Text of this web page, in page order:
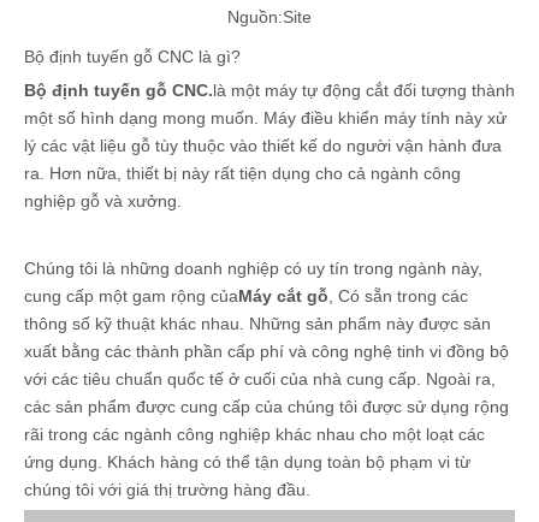
Nguồn:Site
Bộ định tuyến gỗ CNC là gì?
Bộ định tuyến gỗ CNC.là một máy tự động cắt đối tượng thành
một số hình dạng mong muốn. Máy điều khiển máy tính này xử
lý các vật liệu gỗ tùy thuộc vào thiết kế do người vận hành đưa
ra. Hơn nữa, thiết bị này rất tiện dụng cho cả ngành công
nghiệp gỗ và xưởng.
Chúng tôi là những doanh nghiệp có uy tín trong ngành này,
cung cấp một gam rộng củaMáy cắt gỗ , Có sẵn trong các
thông số kỹ thuật khác nhau. Những sản phẩm này được sản
xuất bằng các thành phần cấp phí và công nghệ tinh vi đồng bộ
với các tiêu chuẩn quốc tế ở cuối của nhà cung cấp. Ngoài ra,
các sản phẩm được cung cấp của chúng tôi được sử dụng rộng
rãi trong các ngành công nghiệp khác nhau cho một loạt các
ứng dụng. Khách hàng có thể tận dụng toàn bộ phạm vi từ
chúng tôi với giá thị trường hàng đầu.